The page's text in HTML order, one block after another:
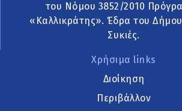
του Νόμου 3852/2010
«Καλλικράτης». Έδρα του Δήμου
Συκιές.
Χρήσιμα links
Διοίκηση
Περιβάλλον